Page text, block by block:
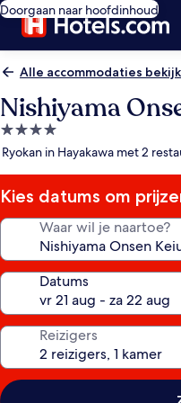
Doorgaan naar hoofdinhoud
Alle accommodaties
Nishiyama
4.0-
sterrenaccommodatie
Ryokan in Hayakawa met 2
Kies datums om
Waar wil je naartoe?
Datums
Reizigers